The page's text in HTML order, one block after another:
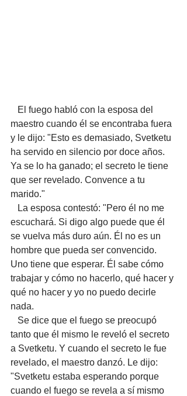
maestro cuando él se encontraba fuera
y le dijo: "Esto es demasiado, Svetketu
ha servido en silencio por doce años.
Ya se lo ha ganado; el secreto le tiene
que ser revelado. Convence a tu
marido."
escuchará. Si digo algo puede que él
se vuelva más duro aún. Él no es un
hombre que pueda ser convencido.
Uno tiene que esperar. Él sabe cómo
trabajar y cómo no hacerlo, qué hacer y
qué no hacer y yo no puedo decirle
nada.
tanto que él mismo le reveló el secreto
a Svetketu. Y cuando el secreto le fue
revelado, el maestro danzó. Le dijo:
"Svetketu estaba esperando porque
cuando el fuego se revela a sí mismo